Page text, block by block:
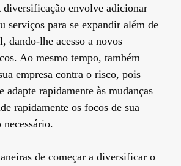
diversificação envolve adicionar
serviços para se expandir além de
dando-lhe acesso a novos
Ao mesmo tempo, também
empresa contra o risco, pois
adapte rapidamente às mudanças
rapidamente os focos de sua
necessário.
de começar a diversificar o